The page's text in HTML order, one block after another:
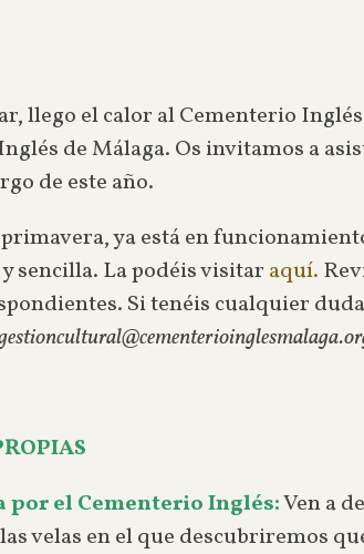
llego el calor al Cementerio
de Málaga. Os invitamos a
de este año.
primavera, ya está en
sencilla. La podéis visitar aquí.
Si tenéis cualquier
el Cementerio Inglés:Ven a
velas en el que descubriremos